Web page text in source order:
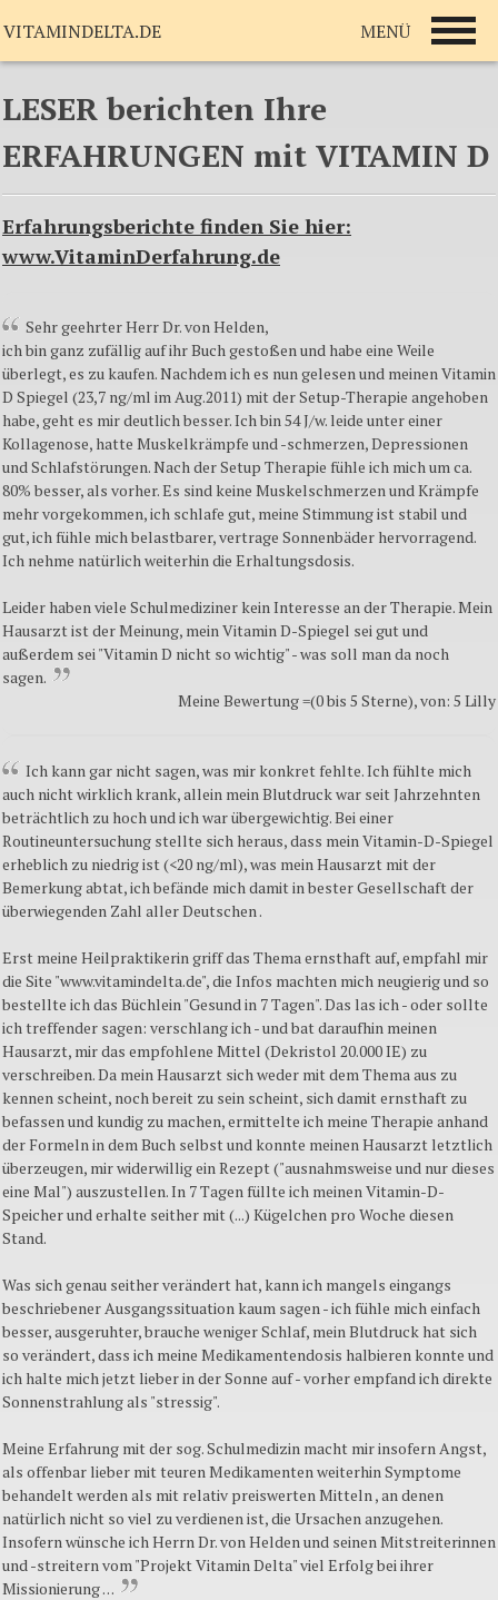
LESER berichten Ihre
ERFAHRUNGEN mit VITAMIN D
Erfahrungsberichte finden Sie hier:
www.VitaminDerfahrung.de
Sehr geehrter Herr Dr. von Helden,
ich bin ganz zufällig auf ihr Buch gestoßen und habe eine Weile
überlegt, es zu kaufen. Nachdem ich es nun gelesen und meinen Vitamin
D Spiegel (23,7 ng/ml im Aug.2011) mit der Setup-Therapie angehoben
habe, geht es mir deutlich besser. Ich bin 54 J/w. leide unter einer
Kollagenose, hatte Muskelkrämpfe und -schmerzen, Depressionen
und Schlafstörungen. Nach der Setup Therapie fühle ich mich um ca.
80% besser, als vorher. Es sind keine Muskelschmerzen und Krämpfe
mehr vorgekommen, ich schlafe gut, meine Stimmung ist stabil und
gut, ich fühle mich belastbarer, vertrage Sonnenbäder hervorragend.
Ich nehme natürlich weiterhin die Erhaltungsdosis.
Leider haben viele Schulmediziner kein Interesse an der Therapie. Mein
Hausarzt ist der Meinung, mein Vitamin D-Spiegel sei gut und
außerdem sei "Vitamin D nicht so wichtig" - was soll man da noch
sagen.
Meine Bewertung =(0 bis 5 Sterne), von: 5 Lilly
Ich kann gar nicht sagen, was mir konkret fehlte. Ich fühlte mich
auch nicht wirklich krank, allein mein Blutdruck war seit Jahrzehnten
beträchtlich zu hoch und ich war übergewichtig. Bei einer
Routineuntersuchung stellte sich heraus, dass mein Vitamin-D-Spiegel
erheblich zu niedrig ist (<20 ng/ml), was mein Hausarzt mit der
Bemerkung abtat, ich befände mich damit in bester Gesellschaft der
überwiegenden Zahl aller Deutschen .
Erst meine Heilpraktikerin griff das Thema ernsthaft auf, empfahl mir
die Site "www.vitamindelta.de", die Infos machten mich neugierig und so
bestellte ich das Büchlein "Gesund in 7 Tagen". Das las ich - oder sollte
ich treffender sagen: verschlang ich - und bat daraufhin meinen
Hausarzt, mir das empfohlene Mittel (Dekristol 20.000 IE) zu
verschreiben. Da mein Hausarzt sich weder mit dem Thema aus zu
kennen scheint, noch bereit zu sein scheint, sich damit ernsthaft zu
befassen und kundig zu machen, ermittelte ich meine Therapie anhand
der Formeln in dem Buch selbst und konnte meinen Hausarzt letztlich
überzeugen, mir widerwillig ein Rezept ("ausnahmsweise und nur dieses
eine Mal") auszustellen. In 7 Tagen füllte ich meinen Vitamin-D-
Speicher und erhalte seither mit (...) Kügelchen pro Woche diesen
Stand.
Was sich genau seither verändert hat, kann ich mangels eingangs
beschriebener Ausgangssituation kaum sagen - ich fühle mich einfach
besser, ausgeruhter, brauche weniger Schlaf, mein Blutdruck hat sich
so verändert, dass ich meine Medikamentendosis halbieren konnte und
ich halte mich jetzt lieber in der Sonne auf - vorher empfand ich direkte
Sonnenstrahlung als "stressig".
Meine Erfahrung mit der sog. Schulmedizin macht mir insofern Angst,
als offenbar lieber mit teuren Medikamenten weiterhin Symptome
behandelt werden als mit relativ preiswerten Mitteln , an denen
natürlich nicht so viel zu verdienen ist, die Ursachen anzugehen.
Insofern wünsche ich Herrn Dr. von Helden und seinen Mitstreiterinnen
und -streitern vom "Projekt Vitamin Delta" viel Erfolg bei ihrer
Missionierung . . .
VITAMINDELTA.DE MENÜ